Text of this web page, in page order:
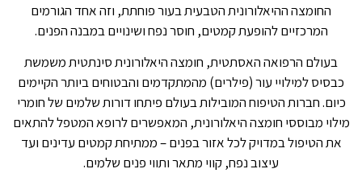
החומצה ההיאלורונית הטבעית בעור פוחתת, וזה אחד הגורמים
המרכזיים להופעת קמטים, חוסר נפח ושינויים במבנה הפנים.
בעולם הרפואה האסתטית, חומצה היאלורונית סינתטית משמשת
כבסיס למילויי עור (פילרים) מהמתקדמים והבטוחים ביותר הקיימים
כיום. חברות הטיפוח המובילות בעולם פיתחו דורות שלמים של חומרי
מילוי מבוססי חומצה היאלורונית, המאפשרים לרופא המטפל להתאים
את הטיפול במדויק לכל אזור בפנים – ממתיחת קמטים עדינים ועד
עיצוב נפח, קווי מתאר ותווי פנים שלמים.